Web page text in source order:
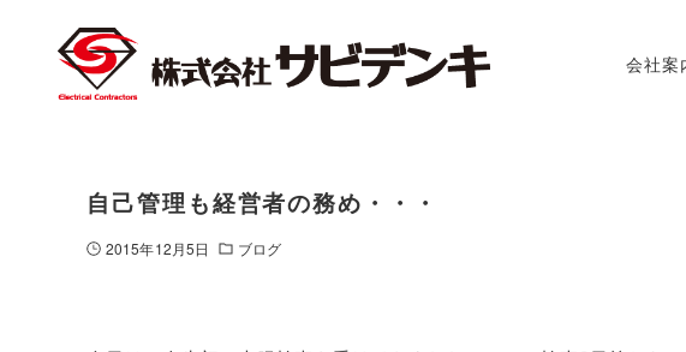
会社案
自己管理も経営者の務め・・・
2015年12月5日 ブログ